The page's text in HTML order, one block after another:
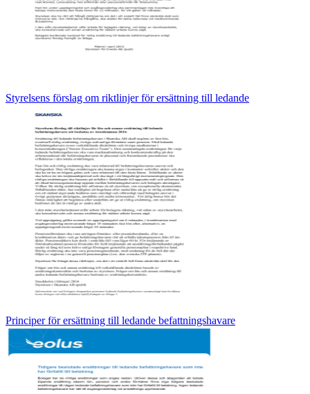
Styrelsens förslag om riktlinjer för ersättning till ledande
Principer för ersättning till ledande befattningshavare